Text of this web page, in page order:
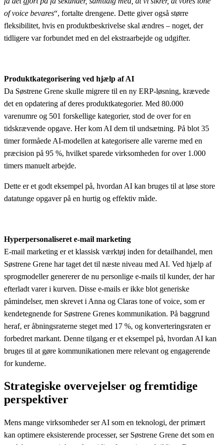
of voice bevares“, fortalte drengene. Dette giver også større
fleksibilitet, hvis en produktbeskrivelse skal ændres – noget, der
tidligere var forbundet med en del ekstraarbejde og udgifter.
Produktkategorisering ved hjælp af AI
Da Søstrene Grene skulle migrere til en ny ERP-løsning, krævede
det en opdatering af deres produktkategorier. Med 80.000
varenumre og 501 forskellige kategorier, stod de over for en
tidskrævende opgave. Her kom AI dem til undsætning. På blot 35
timer formåede AI-modellen at kategorisere alle varerne med en
præcision på 95 %, hvilket sparede virksomheden for over 1.000
timers manuelt arbejde.
Dette er et godt eksempel på, hvordan AI kan bruges til at løse store
datatunge opgaver på en hurtig og effektiv måde.
Hyperpersonaliseret e-mail marketing
E-mail marketing er et klassisk værktøj inden for detailhandel, men
Søstrene Grene har taget det til næste niveau med AI. Ved hjælp af
sprogmodeller genererer de nu personlige e-mails til kunder, der har
efterladt varer i kurven. Disse e-mails er ikke blot generiske
påmindelser, men skrevet i Anna og Claras tone of voice, som er
kendetegnende for Søstrene Grenes kommunikation. På baggrund
heraf, er åbningsraterne steget med 17 %, og konverteringsraten er
forbedret markant. Denne tilgang er et eksempel på, hvordan AI kan
bruges til at gøre kommunikationen mere relevant og engagerende
for kunderne.
Strategiske overvejelser og fremtidige
perspektiver
Mens mange virksomheder ser AI som en teknologi, der primært
kan optimere eksisterende processer, ser Søstrene Grene det som en